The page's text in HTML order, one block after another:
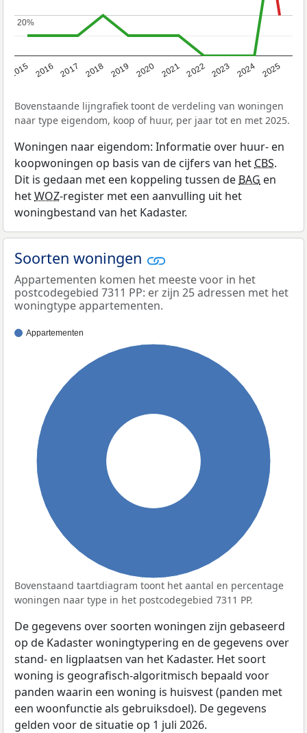
2015 2016 2017 2018 2019 2020 2021 2022 2023 2024 2025
20%
20%
Bovenstaande lijngrafiek toont de verdeling van woningen
naar type eigendom, koop of huur, per jaar tot en met 2025.
Woningen naar eigendom: Informatie over huur- en
koopwoningen op basis van de cijfers van hetCBS.
Dit is gedaan met een koppeling tussen deBAG en
hetWOZ-register met een aanvulling uit het
woningbestand van het Kadaster.
Soorten woningen
Appartementen komen het meeste voor in het
postcodegebied 7311 PP: er zijn 25 adressen met het
woningtype appartementen.
Appartementen
Bovenstaand taartdiagram toont het aantal en percentage
woningen naar type in het postcodegebied 7311 PP.
De gegevens over soorten woningen zijn gebaseerd
op de Kadaster woningtypering en de gegevens over
stand- en ligplaatsen van het Kadaster. Het soort
woning is geografisch-algoritmisch bepaald voor
panden waarin een woning is huisvest (panden met
een woonfunctie als gebruiksdoel). De gegevens
gelden voor de situatie op 1 juli 2026.